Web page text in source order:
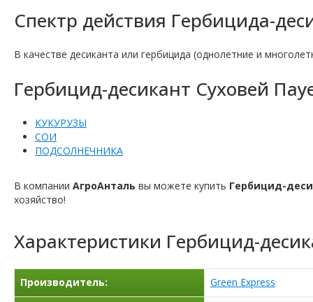
Спектр действия Гербицида-
В качестве десиканта или гербицида (однолетние и
Гербицид-десикант Суховей
КУКУРУЗЫ
СОИ
ПОДСОЛНЕЧНИКА
В компании АгроАнталь вы можете купить Гербицид-
хозяйство!
Характеристики Гербицид-
Производитель: Green Express